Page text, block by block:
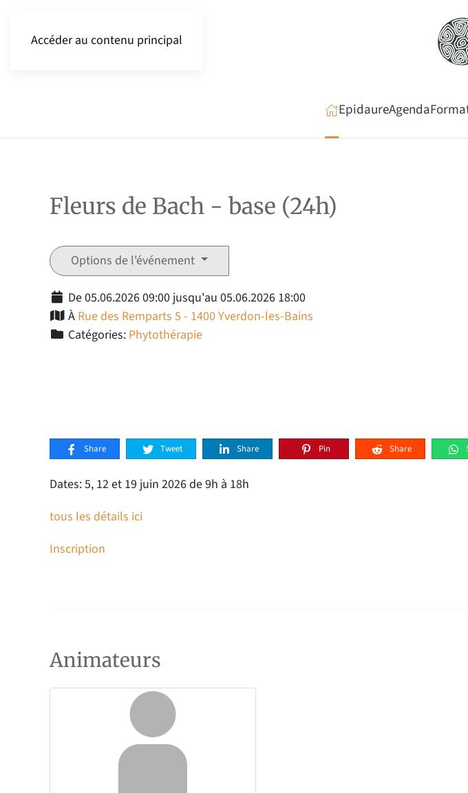
Accéder au contenu principal
EpidaureAgenda
Fleurs de Bach - base (24h)
Options de l'événement
De 05.06.2026 09:00 jusqu'au 05.06.2026 18:00
À Rue des Remparts 5 - 1400 Yverdon-les-Bains
Catégories: Phytothérapie
Share Tweet Share Pin Share
Dates: 5, 12 et 19 juin 2026 de 9h à 18h
tous les détails ici
Inscription
Animateurs